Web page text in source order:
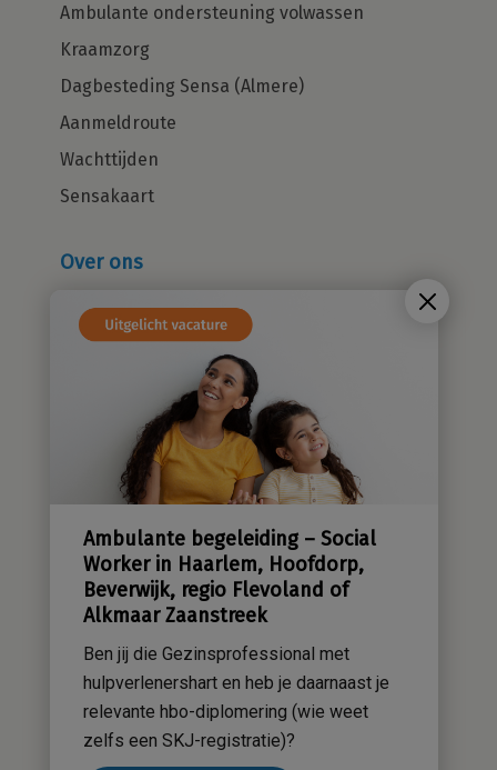
Ambulante begeleiding – Social
Worker in Haarlem, Hoofdorp,
Beverwijk, regio Flevoland of
Alkmaar Zaanstreek
Ben jij die Gezinsprofessional met
hulpverlenershart en heb je daarnaast je
relevante hbo-diplomering (wie weet
zelfs een SKJ-registratie)?
Ambulante ondersteuning volwassen
Kraamzorg
Dagbesteding Sensa (Almere)
Aanmeldroute
Wachttijden
Sensakaart
Over ons
Cliëntenraad
Sensatieve methodiek
Groene zorg
Stichting Sensa
Contact